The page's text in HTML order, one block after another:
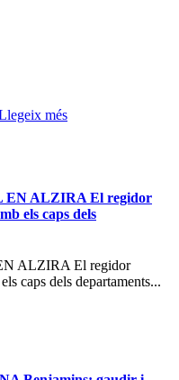
més
EN ALZIRA El regidor
els caps dels
ALZIRA El regidor
caps dels departaments...